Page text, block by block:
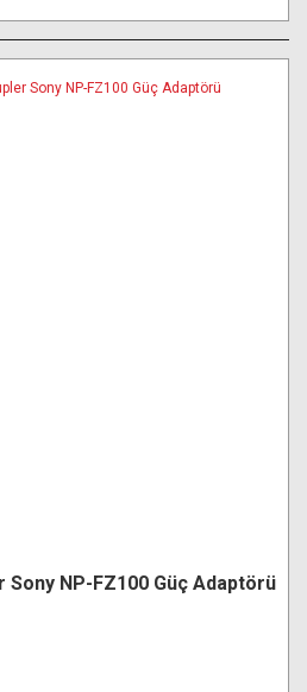
Sony NP-FZ100 Güç Adaptörü